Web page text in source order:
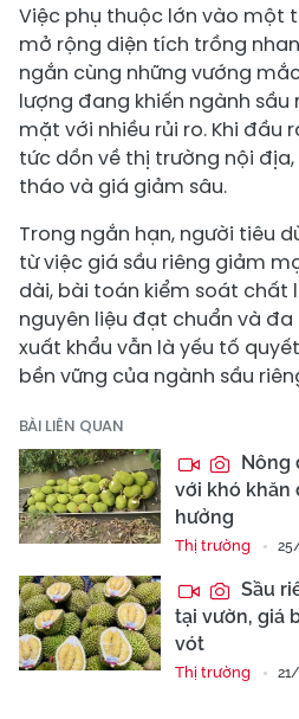
Việc phụ thuộc lớn vào một
mở rộng diện tích trồng
ngắn cùng những vướng
lượng đang khiến ngành sầu
mặt với nhiều rủi ro. Khi đầu
tức dồn về thị trường nội
tháo và giá giảm sâu.
Trong ngắn hạn, người tiêu
từ việc giá sầu riêng giảm
dài, bài toán kiểm soát chất
nguyên liệu đạt chuẩn và
xuất khẩu vẫn là yếu tố
bền vững của ngành sầu
BÀI LIÊN QUAN
Nông
với khó khăn
hưởng
Thị trường
Sầu
tại vườn, giá
vót
Thị trường